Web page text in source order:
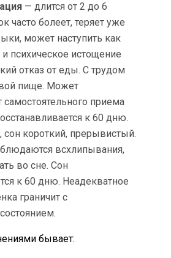
— длится от 2 до 6
часто болеет, теряет уже
может наступить как
психическое истощение
отказ от еды. С трудом
пище. Может
самостоятельного приема
я к 60 дню.
сон короткий, прерывистый.
всхлипывания,
во сне. Сон
я к 60 дню. Неадекватное
граничит с
бывает: